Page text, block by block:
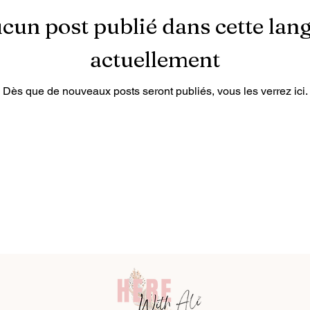
post publié dans cette
actuellement
Dès que de nouveaux posts seront publiés, vous les verrez ici.